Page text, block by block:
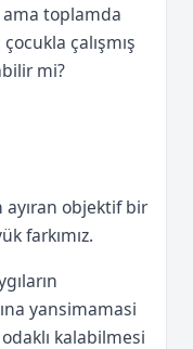
toplamda
çalışmış
mi?
objektif bir
farkımız.
yansimamasi
kalabilmesi